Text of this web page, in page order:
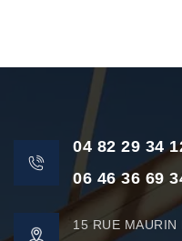
04 82 29 34
06 46 36 69
15 RUE MAURIN